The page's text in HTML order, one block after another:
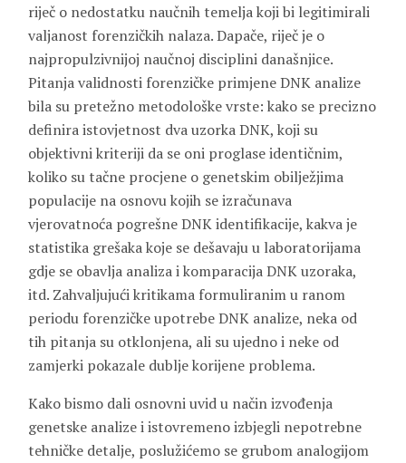
riječ o nedostatku naučnih temelja koji bi legitimirali
valjanost forenzičkih nalaza. Dapače, riječ je o
najpropulzivnijoj naučnoj disciplini današnjice.
Pitanja validnosti forenzičke primjene DNK analize
bila su pretežno metodološke vrste: kako se precizno
definira istovjetnost dva uzorka DNK, koji su
objektivni kriteriji da se oni proglase identičnim,
koliko su tačne procjene o genetskim obilježjima
populacije na osnovu kojih se izračunava
vjerovatnoća pogrešne DNK identifikacije, kakva je
statistika grešaka koje se dešavaju u laboratorijama
gdje se obavlja analiza i komparacija DNK uzoraka,
itd. Zahvaljujući kritikama formuliranim u ranom
periodu forenzičke upotrebe DNK analize, neka od
tih pitanja su otklonjena, ali su ujedno i neke od
zamjerki pokazale dublje korijene problema.
Kako bismo dali osnovni uvid u način izvođenja
genetske analize i istovremeno izbjegli nepotrebne
tehničke detalje, poslužićemo se grubom analogijom